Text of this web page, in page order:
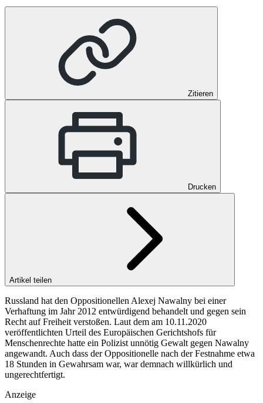
Zitieren
Drucken
Artikel teilen
Russland hat den Oppositionellen Alexej Nawalny bei einer
Verhaftung im Jahr 2012 entwürdigend behandelt und gegen sein
Recht auf Freiheit verstoßen. Laut dem am 10.11.2020
veröffentlichten Urteil des Europäischen Gerichtshofs für
Menschenrechte hatte ein Polizist unnötig Gewalt gegen Nawalny
angewandt. Auch dass der Oppositionelle nach der Festnahme etwa
18 Stunden in Gewahrsam war, war demnach willkürlich und
ungerechtfertigt.
Anzeige